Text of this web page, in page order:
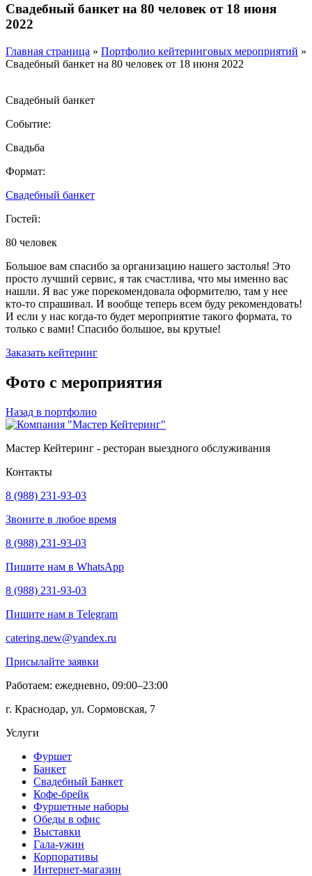
Свадебный банкет на 80 человек от 18 июня
2022
Главная страница » Портфолио кейтеринговых мероприятий »
Свадебный банкет на 80 человек от 18 июня 2022
Свадебный банкет
Событие:
Свадьба
Формат:
Свадебный банкет
Гостей:
80 человек
Большое вам спасибо за организацию нашего застолья! Это
просто лучший сервис, я так счастлива, что мы именно вас
нашли. Я вас уже порекомендовала оформителю, там у нее
кто-то спрашивал. И вообще теперь всем буду рекомендовать!
И если у нас когда-то будет мероприятие такого формата, то
только с вами! Спасибо большое, вы крутые!
Заказать кейтеринг
Фото с мероприятия
Назад в портфолио
Мастер Кейтеринг - ресторан выездного обслуживания
Контакты
8 (988) 231-93-03
Звоните в любое время
8 (988) 231-93-03
Пишите нам в WhatsApp
8 (988) 231-93-03
Пишите нам в Telegram
catering.new@yandex.ru
Присылайте заявки
Работаем: ежедневно, 09:00–23:00
г. Краснодар, ул. Сормовская, 7
Услуги
Фуршет
Банкет
Свадебный Банкет
Кофе-брейк
Фуршетные наборы
Обеды в офис
Выставки
Гала-ужин
Корпоративы
Интернет-магазин